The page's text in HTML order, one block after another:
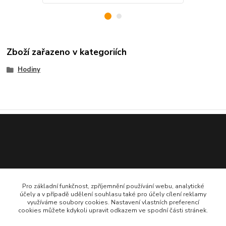
Zboží zařazeno v kategoriích
Hodiny
775 706 161
Pro základní funkčnost, zpříjemnění používání webu, analytické
účely a v případě udělení souhlasu také pro účely cílení reklamy
využíváme soubory cookies. Nastavení vlastních preferencí
cookies můžete kdykoli upravit odkazem ve spodní části stránek.